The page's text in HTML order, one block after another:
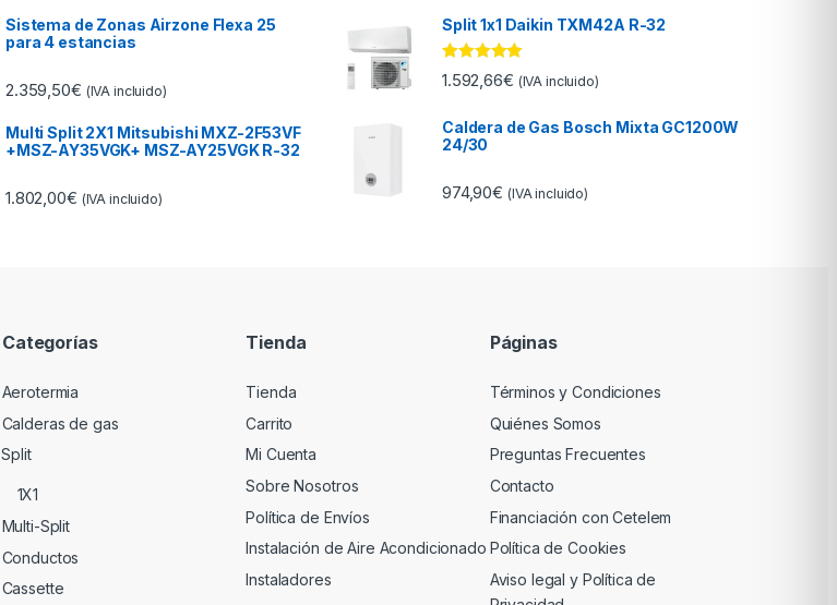
Sistema de Zonas Airzone Flexa 25
para 4 estancias
2.359,50€ (IVA incluido)
Multi Split 2X1 Mitsubishi MXZ-2F53VF
+MSZ-AY35VGK+ MSZ-AY25VGK R-32
1.802,00€ (IVA incluido)
Split 1x1 Daikin TXM42A R-32
Valorado con
5.00de 5
1.592,66€ (IVA incluido)
Caldera de Gas Bosch Mixta GC1200W
24/30
974,90€ (IVA incluido)
Categorías
Aerotermia
Calderas de gas
Split
1X1
Multi-Split
Conductos
Cassette
Tienda
Tienda
Carrito
Mi Cuenta
Sobre Nosotros
Política de Envíos
Instalación de Aire Acondicionado
Instaladores
Páginas
Términos y Condiciones
Quiénes Somos
Preguntas Frecuentes
Contacto
Financiación con Cetelem
Política de Cookies
Aviso legal y Política de